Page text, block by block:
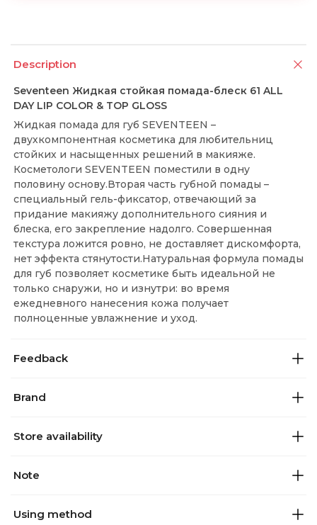
Description
Seventeen Жидкая стойкая помада-блеск 61 ALL
DAY LIP COLOR & TOP GLOSS
Жидкая помада для губ SEVENTEEN –
двухкомпонентная косметика для любительниц
стойких и насыщенных решений в макияже.
Косметологи SEVENTEEN поместили в одну
половину основу.Вторая часть губной помады –
специальный гель-фиксатор, отвечающий за
придание макияжу дополнительного сияния и
блеска, его закрепление надолго. Совершенная
текстура ложится ровно, не доставляет дискомфорта,
нет эффекта стянутости.Натуральная формула помады
для губ позволяет косметике быть идеальной не
только снаружи, но и изнутри: во время
ежедневного нанесения кожа получает
полноценные увлажнение и уход.
Feedback
Brand
Store availability
Note
Using method